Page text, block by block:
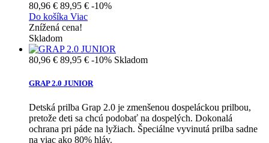
80,96 € 89,95 € -10%
Do košíka Viac
Znížená cena!
Skladom
80,96 € 89,95 € -10% Skladom
GRAP 2.0 JUNIOR
Detská prilba Grap 2.0 je zmenšenou dospeláckou prilbou,
pretože deti sa chcú podobať na dospelých. Dokonalá
ochrana pri páde na lyžiach. Špeciálne vyvinutá prilba sadne
na viac ako 80% hláv.